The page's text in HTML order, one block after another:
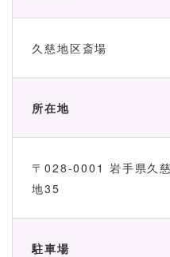
久慈地区斎場
所在地
〒028-0001 岩手県久
地35
駐車場